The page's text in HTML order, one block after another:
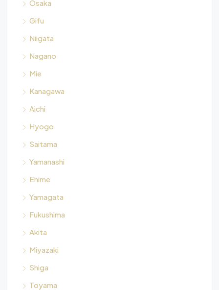
Osaka
Gifu
Niigata
Nagano
Mie
Kanagawa
Aichi
Hyogo
Saitama
Yamanashi
Ehime
Yamagata
Fukushima
Akita
Miyazaki
Shiga
Toyama